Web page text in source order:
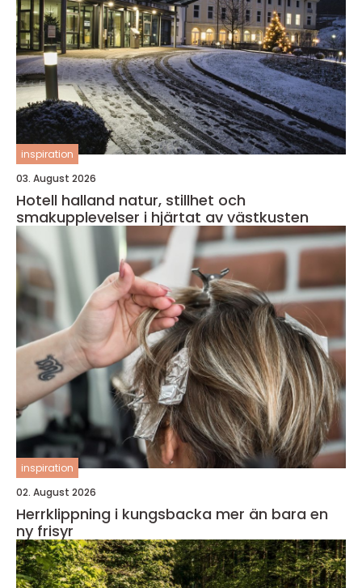
inspiration
03. August 2026
Hotell halland natur, stillhet och
smakupplevelser i hjärtat av västkusten
inspiration
02. August 2026
Herrklippning i kungsbacka mer än bara en
ny frisyr